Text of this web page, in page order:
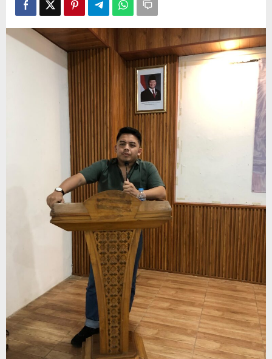
Mahasiswi
Kaltara
di
Makassar